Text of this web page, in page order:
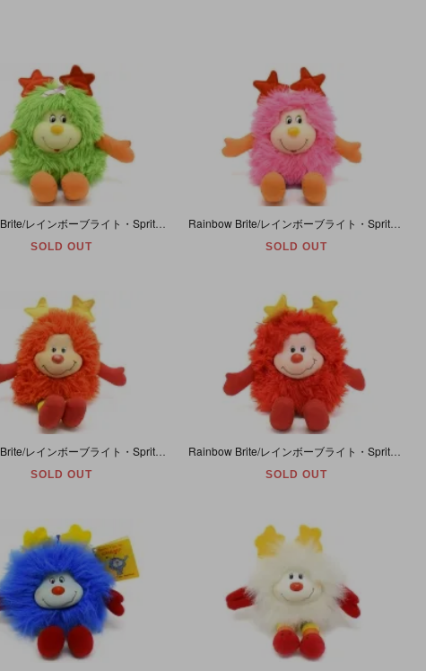
Rainbow Brite/レインボーブライト・Sprites/スプライト・Flutter/フラッター・ぬいぐるみ・1983年
SOLD OUT
Rainbow Brite/レインボーブライト・Sprites/スプライト・Dee-Lite/ディーライト・ぬいぐるみ・1983年
SOLD OUT
Rainbow Brite/レインボーブライト・Sprites/スプライト・Romeo/ロメオ・ぬいぐるみ・1983年・ダメージ・Ｂ
SOLD OUT
Rainbow Brite/レインボーブライト・Sprites/スプライト・Romeo/ロメオ・ぬいぐるみ・1983年・Ａ
SOLD OUT